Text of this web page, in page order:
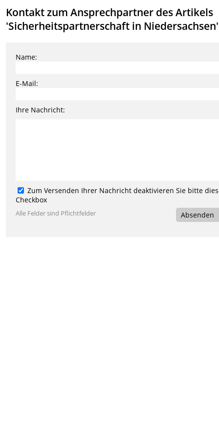
Kontakt zum Ansprechpartner des Artikels
'Sicherheitspartnerschaft in Niedersachsen'
Name:
E-Mail:
Ihre Nachricht:
Zum Versenden Ihrer Nachricht deaktivieren Sie bitte
Checkbox
Alle Felder sind Pflichtfelder Absenden